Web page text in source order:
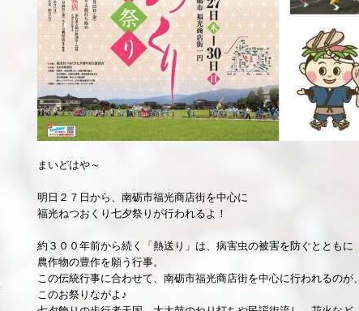
まいどはや～
明日２７日から、南砺市福光商店街を中心に
福光ねつおくり七夕祭りが行われるよ！
約３００年前から続く「熱送り」は、病害虫の被害を防ぐとともに
農作物の豊作を願う行事。
この伝統行事に合わせて、南砺市福光商店街を中心に行われるのが、
このお祭りながよ♪